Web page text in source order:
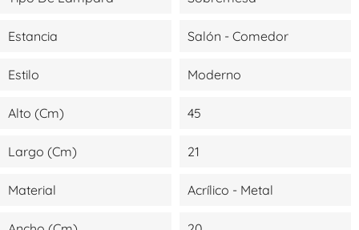
Estancia Salón - Comedor
Estilo Moderno
Alto (cm) 45
Largo (cm) 21
Material Acrílico - Metal